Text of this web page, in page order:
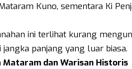
Kuno, sementara Ki
ini terlihat kurang
jangka panjang yang luar biasa.
Mataram dan Warisan Historis